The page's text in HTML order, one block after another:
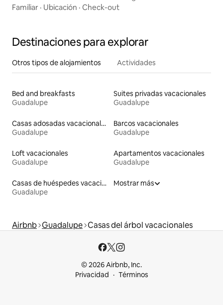
Familiar · Ubicación · Check-out
Destinaciones para explorar
Otros tipos de alojamientos Actividades
Bed and breakfasts
Guadalupe
Suites privadas vacacionales
Guadalupe
Casas adosadas vacacionales
Guadalupe
Barcos vacacionales
Guadalupe
Loft vacacionales
Guadalupe
Apartamentos vacacionales
Guadalupe
Casas de huéspedes vacacionales
Guadalupe
Mostrar más
Airbnb Guadalupe Casas del árbol vacacionales
© 2026 Airbnb, Inc.
Privacidad
Términos